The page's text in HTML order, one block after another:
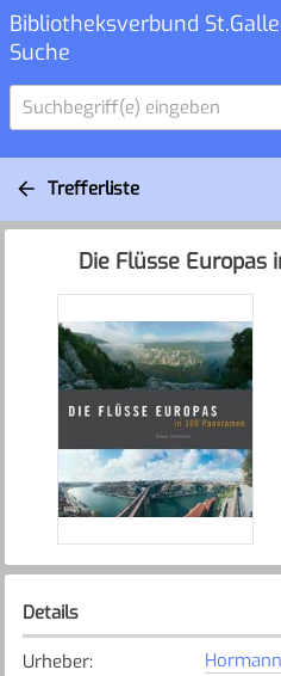
Bibliotheksverbund
Suche
Suchbegriff(e) eingeben
Trefferliste
Die Flüsse Europas
Details
Urheber: